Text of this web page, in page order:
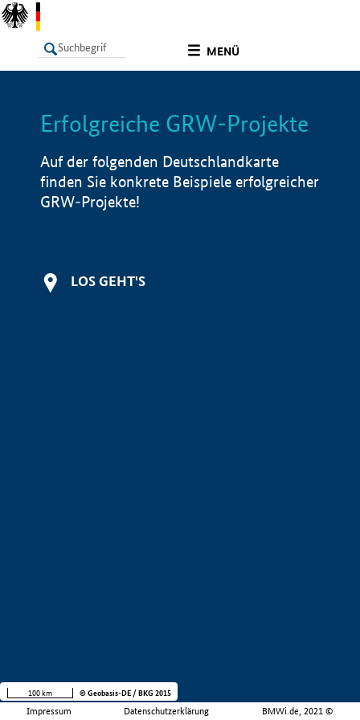
MENÜ
LISTE Info
Erfolgreiche GRW-Projekte
Auf der folgenden Deutschlandkarte
finden Sie konkrete Beispiele erfolgreicher
GRW-Projekte!
LOS GEHT'S
Impressum Datenschutzerklärung BMWi.de, 2021 ©
100 km © Geobasis-DE / BKG 2015